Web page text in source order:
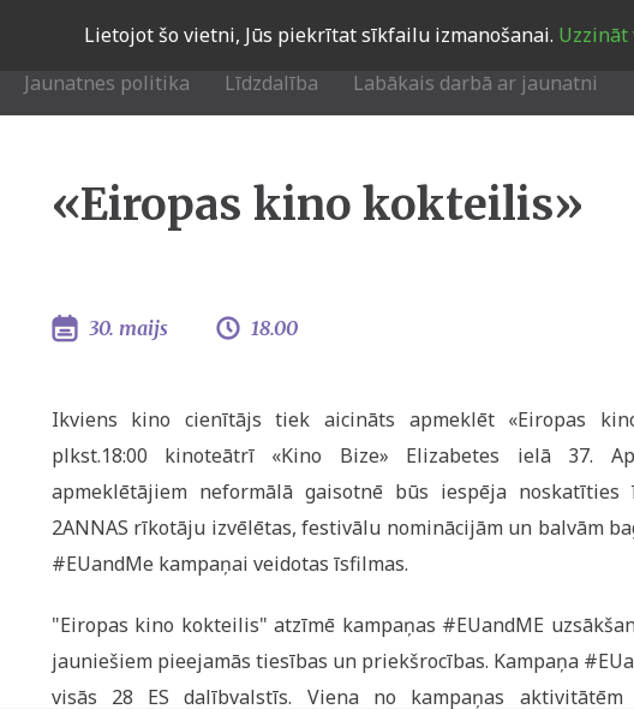
Lietojot šo vietni, Jūs piekrītat sīkfailu izmanošanai.
Jaunatnes politika Līdzdalība Labākais darbā ar jaunatni
«Eiropas kino kokteilis»
30. maijs 18.00
Ikviens kino cienītājs tiek aicināts apmeklēt «Eiropas
plkst.18:00 kinoteātrī «Kino Bize» Elizabetes ielā 37.
apmeklētājiem neformālā gaisotnē būs iespēja
2ANNAS rīkotāju izvēlētas, festivālu nominācijām un balvām
#EUandMe kampaņai veidotas īsfilmas.
"Eiropas kino kokteilis" atzīmē kampaņas #EUandME
jauniešiem pieejamās tiesības un priekšrocības. Kampaņa
visās 28 ES dalībvalstīs. Viena no kampaņas